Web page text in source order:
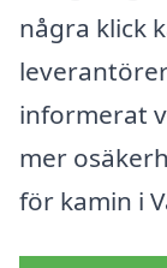
några klick
informerat
mer
för kamin i